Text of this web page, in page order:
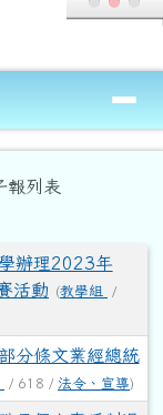
報列表
辦理2023年
活動
(教學組
/
分條文業經總統
/ 618 / 法令、宣導)